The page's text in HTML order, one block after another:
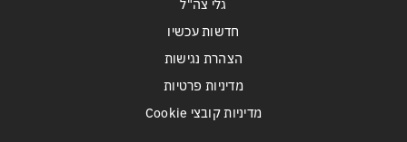
גלי צה"ל
חדשות עכשיו
הצהרת נגישות
מדיניות פרטיות
מדיניות קובצי Cookie